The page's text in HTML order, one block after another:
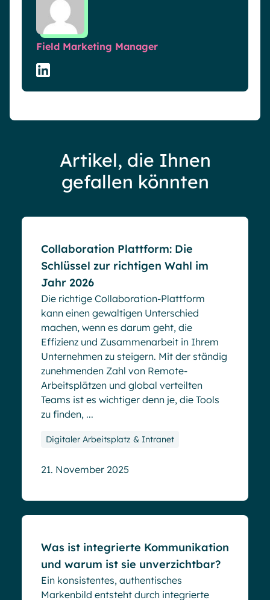
Field Marketing Manager
Artikel, die Ihnen
gefallen könnten
Collaboration Plattform: Die
Schlüssel zur richtigen Wahl im
Jahr 2026
Die richtige Collaboration-Plattform
kann einen gewaltigen Unterschied
machen, wenn es darum geht, die
Effizienz und Zusammenarbeit in Ihrem
Unternehmen zu steigern. Mit der ständig
zunehmenden Zahl von Remote-
Arbeitsplätzen und global verteilten
Teams ist es wichtiger denn je, die Tools
zu finden, ...
Digitaler Arbeitsplatz & Intranet
21. November 2025
Was ist integrierte Kommunikation
und warum ist sie unverzichtbar?
Ein konsistentes, authentisches
Markenbild entsteht durch integrierte